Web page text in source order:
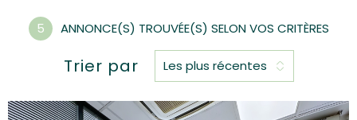
5 ANNONCE(S) TROUVÉE(S) SELON VOS CRITÈRES
Trier par Les plus récentes